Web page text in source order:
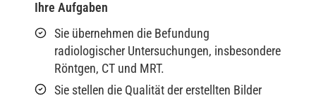
Ihre Aufgaben
Sie übernehmen die Befundung
radiologischer Untersuchungen, insbesondere
Röntgen, CT und MRT.
Sie stellen die Qualität der erstellten Bilder